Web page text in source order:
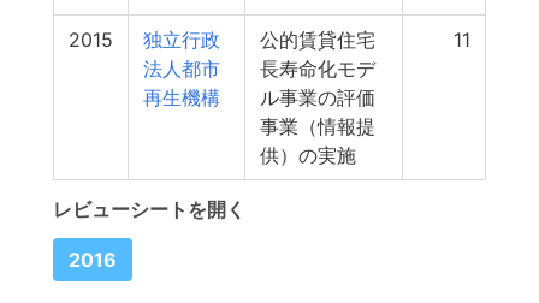
2015
独立行政
法人都市
再生機構
公的賃貸住宅
長寿命化モデ
ル事業の評価
事業（情報提
供）の実施
11
レビューシートを開く
2016